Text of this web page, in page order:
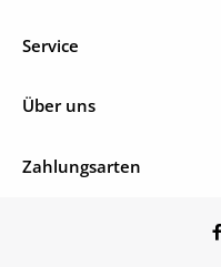
Service
Über uns
Zahlungsarten